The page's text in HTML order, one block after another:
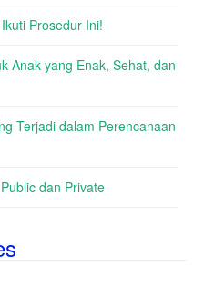
Prosedur Ini!
Anak yang Enak, Sehat, dan
Terjadi dalam Perencanaan
dan Private